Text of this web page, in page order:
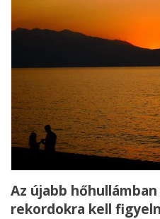
Az újabb
rekordokra kell